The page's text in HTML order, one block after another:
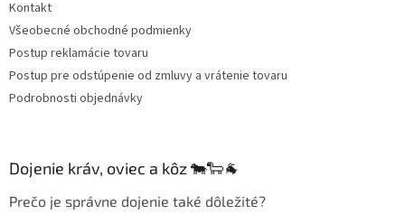
Kontakt
Všeobecné obchodné podmienky
Postup reklamácie tovaru
Postup pre odstúpenie od zmluvy a vrátenie tovaru
Podrobnosti objednávky
Dojenie kráv, oviec a kôz 🐄🐑🐐
Prečo je správne dojenie také dôležité?